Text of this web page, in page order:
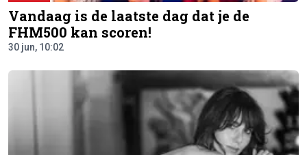
Vandaag is de laatste dag dat je de
FHM500 kan scoren!
30 jun, 10:02